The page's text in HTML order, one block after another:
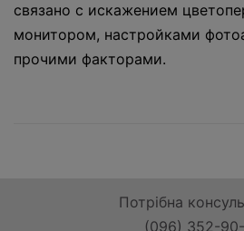
связано с искажением
монитором, настройками
прочими факторами.
Потрібна
(096) 352-